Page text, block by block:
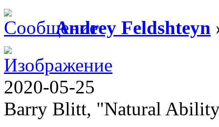
Andrey Feldshteyn
2020-05-25
Barry Blitt, "Natural